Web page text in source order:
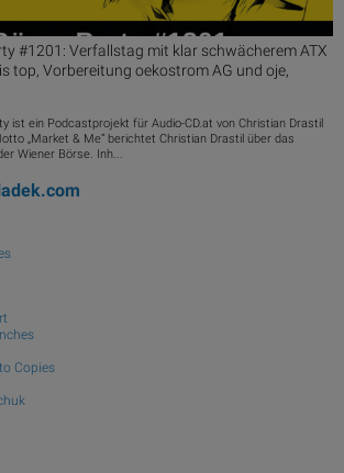
#1201: Verfallstag mit klar schwächerem ATX
top, Vorbereitung oekostrom AG und oje,
ist ein Podcastprojekt für Audio-CD.at von Christian Drastil
„Market & Me“ berichtet Christian Drastil über das
Wiener Börse. Inh...
Copies